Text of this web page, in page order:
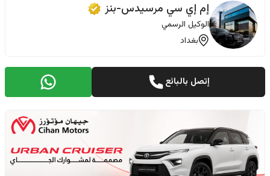
إم إي سي مرسيدس-بنز
الوكيل الرسمي
بغداد
إتصل بالبائع